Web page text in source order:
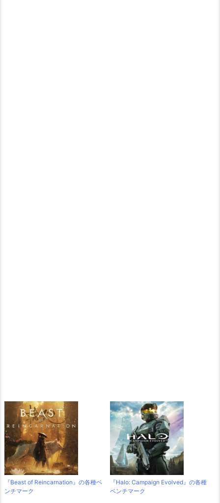
『Beast of Reincarnation』の各種ベ
ンチマーク
『Halo: Campaign Evolved』の各種
ベンチマーク